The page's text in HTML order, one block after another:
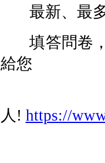
最新、最多
填答問卷，
給您
人! https://